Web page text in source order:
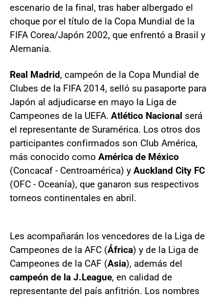
escenario de la final, tras haber albergado el
choque por el título de la Copa Mundial de la
FIFA Corea/Japón 2002, que enfrentó a Brasil y
Alemania.
Real Madrid, campeón de la Copa Mundial de
Clubes de la FIFA 2014, selló su pasaporte para
Japón al adjudicarse en mayo la Liga de
Campeones de la UEFA. Atlético Nacional será
el representante de Suramérica. Los otros dos
participantes confirmados son Club América,
más conocido como América de México
(Concacaf - Centroamérica) y Auckland City FC
(OFC - Oceanía), que ganaron sus respectivos
torneos continentales en abril.
Les acompañarán los vencedores de la Liga de
Campeones de la AFC (África) y de la Liga de
Campeones de la CAF (Asia), además del
campeón de la J.League, en calidad de
representante del país anfitrión. Los nombres